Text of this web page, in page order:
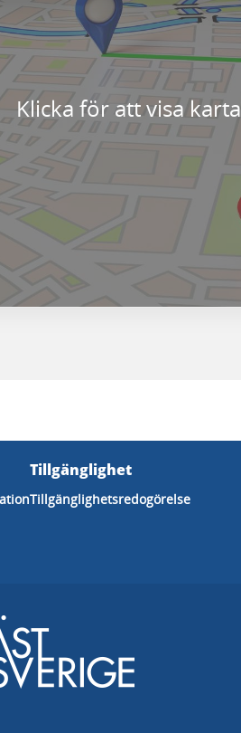
Klicka för att visa karta
Tillgänglighet
Tillgänglighetsredogörelse